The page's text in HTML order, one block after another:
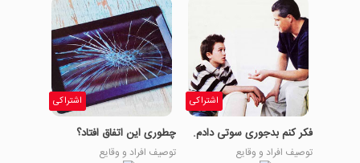
اشتراکی
فکر کنم بدجوری سوتی دادم.
توصیف افراد و وقایع
اشتراکی
چطوری این اتفاق افتاد؟
توصیف افراد و وقایع